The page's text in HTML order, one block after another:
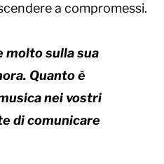
a compromessi.
molto sulla sua
Quanto è
nei vostri
di comunicare